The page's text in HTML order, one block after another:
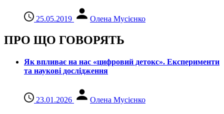
25.05.2019 Олена Мусієнко
ПРО ЩО ГОВОРЯТЬ
Як впливає на нас «цифровий детокс». Експерименти
та наукові дослідження
23.01.2026 Олена Мусієнко